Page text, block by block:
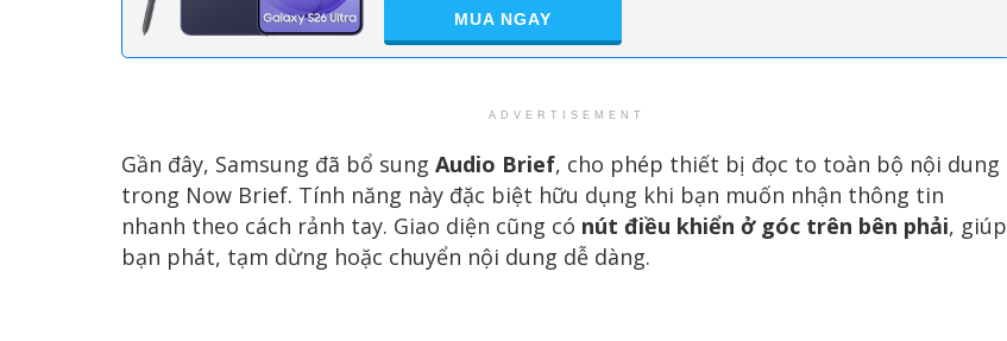
MUA NGAY
ADVERTISEMENT
Gần đây, Samsung đã bổ sung Audio Brief, cho phép thiết bị đọc to toàn bộ nội dung
trong Now Brief. Tính năng này đặc biệt hữu dụng khi bạn muốn nhận thông tin
nhanh theo cách rảnh tay. Giao diện cũng có nút điều khiển ở góc trên bên phải, giúp
bạn phát, tạm dừng hoặc chuyển nội dung dễ dàng.